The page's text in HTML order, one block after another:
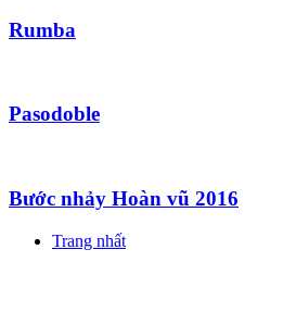
Rumba
Pasodoble
Bước nhảy Hoàn vũ 2016
Trang nhất